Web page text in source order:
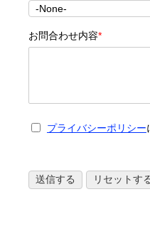
お問合わせ内容*
プライバシーポリシー